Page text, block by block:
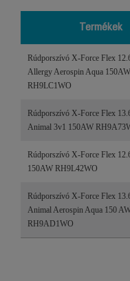
Termékek
Rúdporszívó X-Force Flex
Allergy Aerospin Aqua 150AW
RH9LC1WO
Rúdporszívó X-Force Flex
Animal 3v1 150AW
Rúdporszívó X-Force Flex
150AW RH9L42WO
Rúdporszívó X-Force Flex
Animal Aerospin Aqua 150
RH9AD1WO